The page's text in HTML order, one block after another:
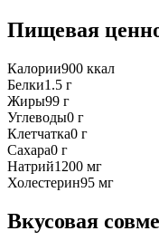
Пищевая
Калории900 ккал
Белки1.5 г
Жиры99 г
Углеводы0 г
Клетчатка0 г
Сахара0 г
Натрий1200 мг
Холестерин95 мг
Вкусовая